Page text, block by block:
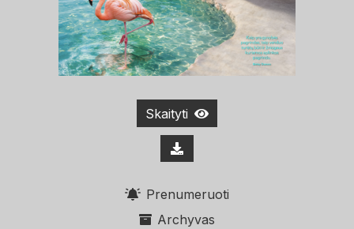
Skaityti
Prenumeruoti
Archyvas